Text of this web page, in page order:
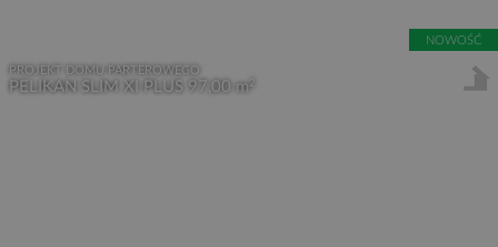
NOWOŚĆ
PROJEKT DOMU PARTEROWEGO
PELIKAN SLIM XI PLUS 97,00 m 2